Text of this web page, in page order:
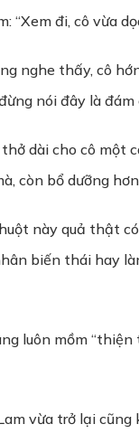
“Xem đi, cô vừa
nghe thấy, cô
nói đây là
dài cho cô một
còn bổ dưỡng
này quả thật
biến thái hay
luôn mồm
vừa trở lại